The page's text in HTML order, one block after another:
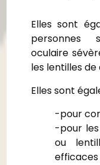
Elles sont
personnes
oculaire
les lentilles
Elles sont
-pour
-pour
ou
efficaces